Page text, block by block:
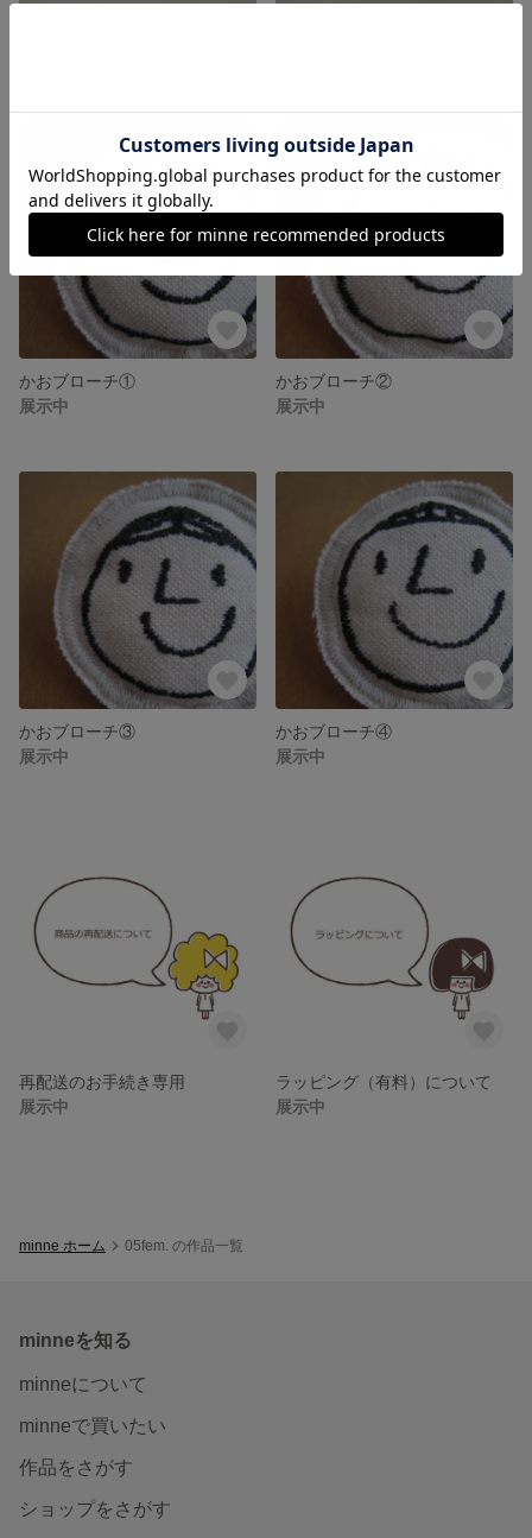
かおブローチ①
展示中
かおブローチ②
展示中
かおブローチ③
展示中
かおブローチ④
展示中
再配送のお手続き専用
展示中
ラッピング（有料）について
展示中
minne ホーム 05fem. の作品一覧
minneを知る
minneについて
minneで買いたい
作品をさがす
ショップをさがす